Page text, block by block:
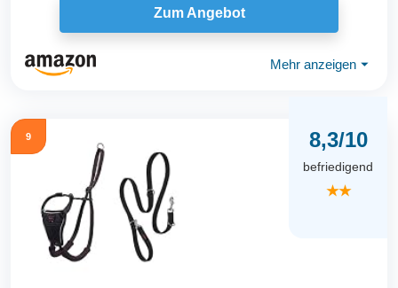
Zum Angebot
Mehr anzeigen ⏷
9 8,3/10
befriedigend
★★